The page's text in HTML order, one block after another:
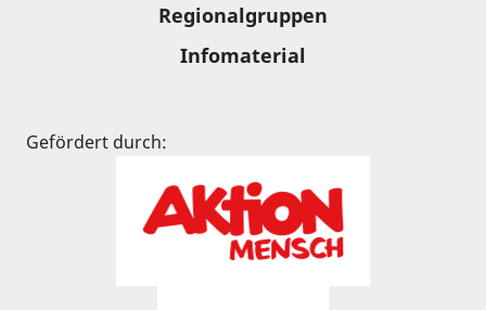
Regionalgruppen
Infomaterial
Gefördert durch: